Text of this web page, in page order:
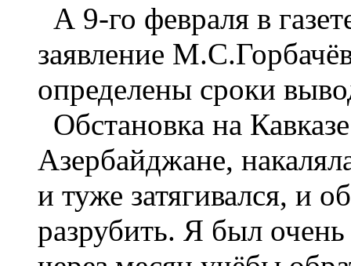
А 9-го февраля в
заявление
определены сроки
Обстановка на
Азербайджане,
и туже затягивался, и
разрубить. Я был